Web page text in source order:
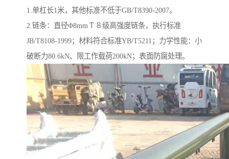
1.单杠长1米，其他标准不低于GB/T8390-2007。
2.链条：直径Φ8mmＴ８级高强度链条，执行标准
JB/T8108-1999；材料符合标准YB/T5211；力学性能：小
破断力80.6kN、限工作载荷200kN；表面防腐处理。